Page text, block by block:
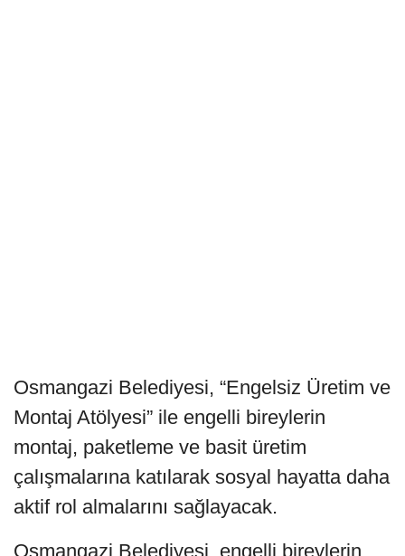
Osmangazi Belediyesi, “Engelsiz Üretim ve
Montaj Atölyesi” ile engelli bireylerin
montaj, paketleme ve basit üretim
çalışmalarına katılarak sosyal hayatta daha
aktif rol almalarını sağlayacak.
Osmangazi Belediyesi, engelli bireylerin